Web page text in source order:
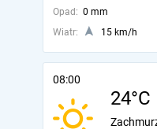
Opad: 0 mm
Wiatr:
15 km/h
08:00
24°C